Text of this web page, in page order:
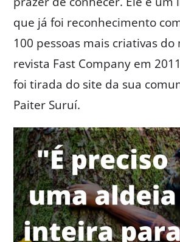
que já foi reconhecimento
100 pessoas mais criativas
revista Fast Company em
foi tirada do site da sua
Paiter Suruí.